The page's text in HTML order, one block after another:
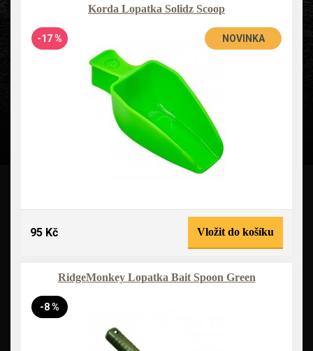
Korda Lopatka Solidz Scoop
-17 % NOVINKA
95 Kč Vložit do košíku
RidgeMonkey Lopatka Bait Spoon Green
-8 %